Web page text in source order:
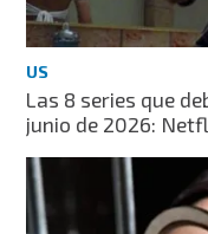
US
Las 8 series que
junio de 2026: